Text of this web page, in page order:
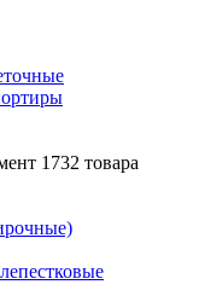
1732 товара